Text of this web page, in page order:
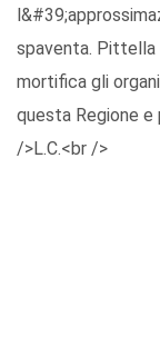
spaventa. Pittella
mortifica gli
questa Regione e
/>L.C.<br />